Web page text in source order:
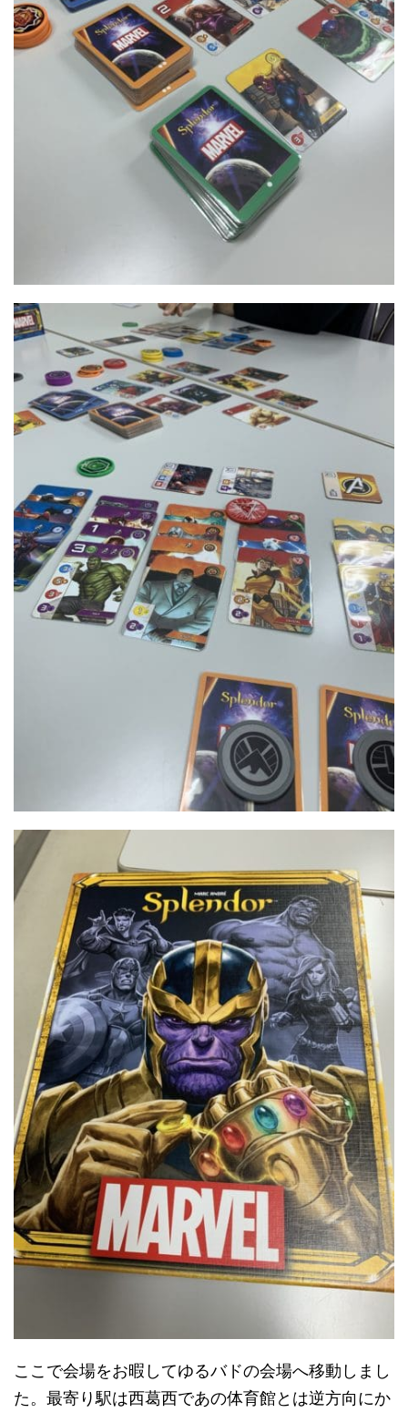
ここで会場をお暇してゆるバドの会場へ移動しまし
た。最寄り駅は西葛西であの体育館とは逆方向にか